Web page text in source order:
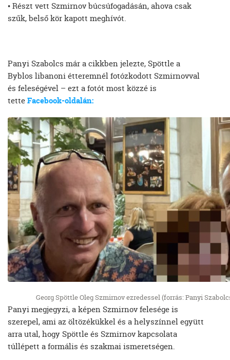
• Részt vett Szmirnov búcsúfogadásán, ahova csak
szűk, belső kör kapott meghívót.
Panyi Szabolcs már a cikkben jelezte, Spöttle a
Byblos libanoni étteremnél fotózkodott Szmirnovval
és feleségével – ezt a fotót most közzé is
tetteFacebook-oldalán:
Georg Spöttle Oleg Szmirnov ezredessel (forrás: Panyi
Panyi megjegyzi, a képen Szmirnov felesége is
szerepel, ami az öltözékükkel és a helyszínnel együtt
arra utal, hogy Spöttle és Szmirnov kapcsolata
túllépett a formális és szakmai ismeretségen.